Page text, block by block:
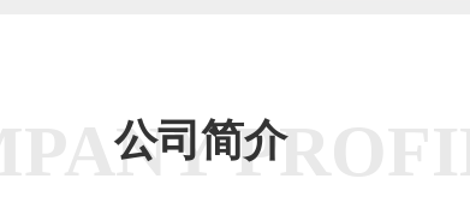
公司简介